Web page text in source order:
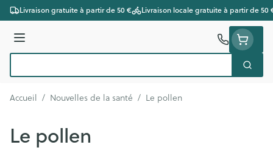
Aller au contenu
Livraison gratuite à partir de 50 € Livraison locale gratuite à partir de 50
Menu
Accueil / Nouvelles de la santé / Le pollen
Le pollen